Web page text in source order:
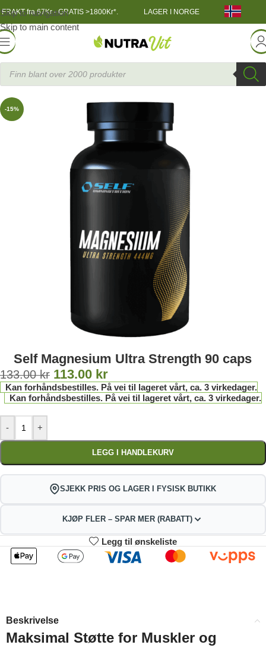
Skip to navigation
Skip to main content
FRAKT fra 67Kr - GRATIS >1800Kr*. LAGER I NORGE
Helsekost»Self Magnesium Ultra Strength 90 caps
-15%
Self Magnesium Ultra Strength 90 caps
133.00kr 113.00 kr
Kan forhåndsbestilles. På vei til lageret vårt, ca. 3 virkedager.
Kan forhåndsbestilles. På vei til lageret vårt, ca. 3 virkedager.
- +
LEGG I HANDLEKURV
SJEKK PRIS OG LAGER I FYSISK BUTIKK
KJØP FLER – SPAR MER (RABATT)
2
111.87
kr
3-4
110.74
4%
Legg til ønskeliste
Beskrivelse
Maksimal Støtte for Muskler og